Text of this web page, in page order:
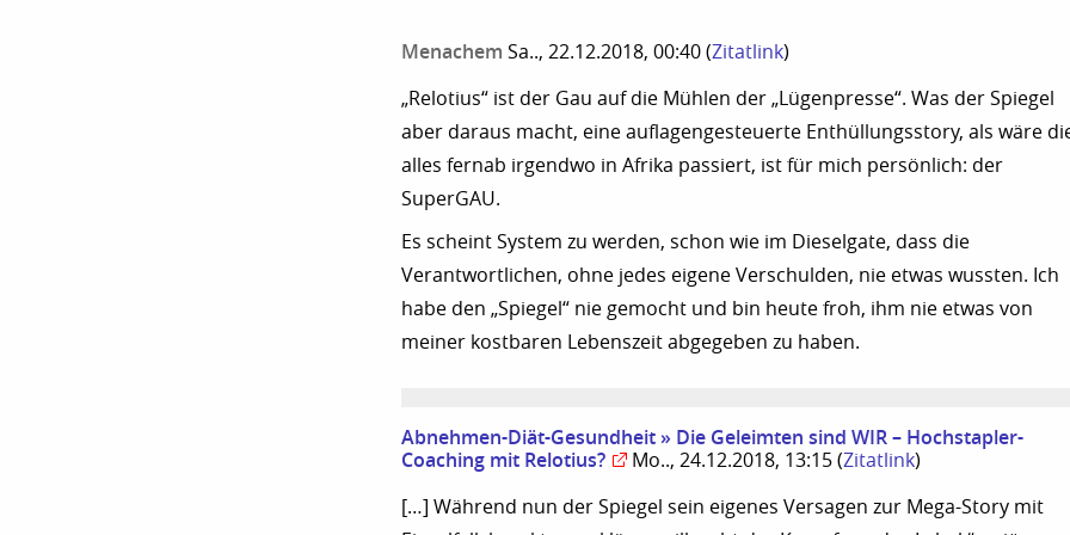
Menachem Sa.., 22.12.2018, 00:40 (Zitatlink)
„Relotius“ ist der Gau auf die Mühlen der „Lügenpresse“. Was der Spiegel
aber daraus macht, eine auflagengesteuerte Enthüllungsstory, als wäre
alles fernab irgendwo in Afrika passiert, ist für mich persönlich: der
SuperGAU.
Es scheint System zu werden, schon wie im Dieselgate, dass die
Verantwortlichen, ohne jedes eigene Verschulden, nie etwas wussten. Ich
habe den „Spiegel“ nie gemocht und bin heute froh, ihm nie etwas von
meiner kostbaren Lebenszeit abgegeben zu haben.
Abnehmen-Diät-Gesundheit » Die Geleimten sind WIR – Hochstapler-
Coaching mit Relotius?
Mo.., 24.12.2018, 13:15 (Zitatlink)
[…] Während nun der Spiegel sein eigenes Versagen zur Mega-Story mit